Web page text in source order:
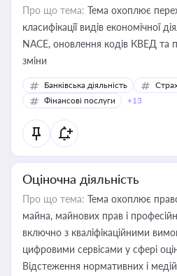
Про що тема: Тема охоплює
класифікації видів економічної
NACE, оновлення кодів КВЕД та
зміни
Банківська діяльність
Фінансові послуги
+13
Оціночна діяльність
Про що тема: Тема охоплює
майна, майнових прав і
включно з кваліфікаційними
цифровими сервісами у сфері
Відстеження нормативних і